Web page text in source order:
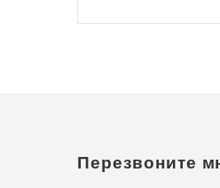
Перезвоните